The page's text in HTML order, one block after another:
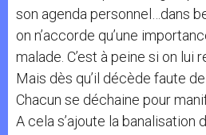
son agenda personnel…dans
on n’accorde qu’une
malade. C’est à peine si on lui
Mais dès qu’il décède faute de
Chacun se déchaine pour
A cela s’ajoute la banalisation